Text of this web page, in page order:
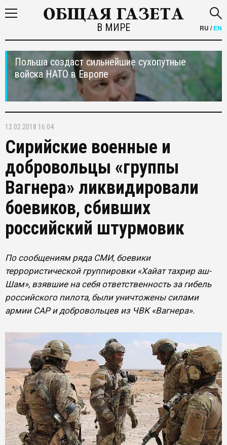
В МИРЕ RU /EN
Польша создаст сильнейшие сухопутные
войска НАТО в Европе
12.02.2018 16:04
Сирийские военные и
добровольцы «группы
Вагнера» ликвидировали
боевиков, сбивших
российский штурмовик
По сообщениям ряда СМИ, боевики
террористической группировки «Хайат тахрир аш-
Шам», взявшие на себя ответственность за гибель
российского пилота, были уничтожены силами
армии САР и добровольцев из ЧВК «Вагнера».